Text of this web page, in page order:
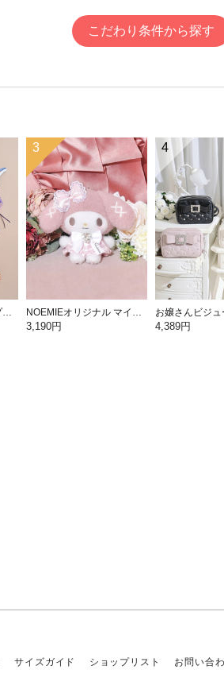
こだわり条件から探す
[D85-I95]モールドカップブラ＆ショーツ3点セット【WEB限定】
3
NOEMIEオリジナル マイメロディぬいぐるみキーホルダー
3,190円
4
4,389円
サイズガイド ショップリスト お問い合